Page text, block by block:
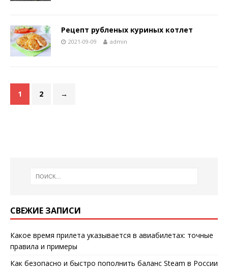
Рецепт рубленых куриных котлет
2021-09-09 admin
1 2 →
СВЕЖИЕ ЗАПИСИ
Какое время прилета указывается в авиабилетах: точные
правила и примеры
Как безопасно и быстро пополнить баланс Steam в России